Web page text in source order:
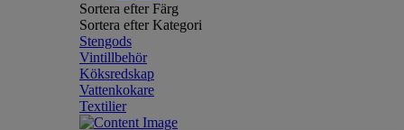
Sortera efter Färg
Sortera efter Kategori
Stengods
Vintillbehör
Köksredskap
Vattenkokare
Textilier